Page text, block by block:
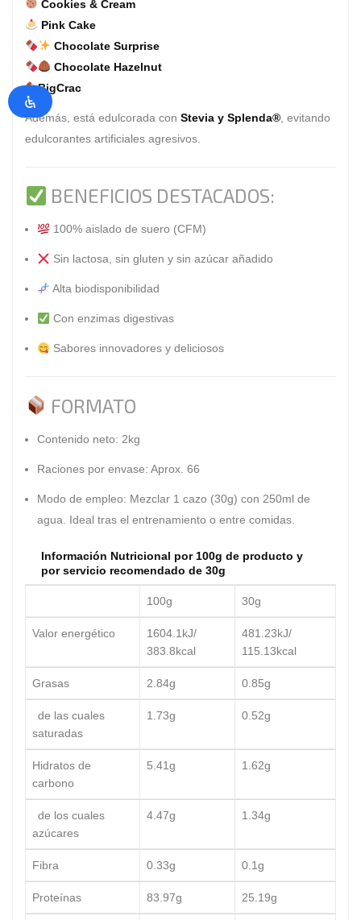
Cookies & Cream
Pink Cake
Chocolate Surprise
Chocolate Hazelnut
BigCrac
Además, está edulcorada con Stevia y Splenda® , evitando
edulcorantes artificiales agresivos.
BENEFICIOS DESTACADOS:
100% aislado de suero (CFM)
Sin lactosa, sin gluten y sin azúcar añadido
Alta biodisponibilidad
Con enzimas digestivas
Sabores innovadores y deliciosos
FORMATO
Contenido neto: 2kg
Raciones por envase: Aprox. 66
Modo de empleo: Mezclar 1 cazo (30g) con 250ml de
agua. Ideal tras el entrenamiento o entre comidas.
Información Nutricional por 100g de producto y
por servicio recomendado de 30g
100g 30g
Valor energético
1604.1kJ/
383.8kcal
481.23kJ/
115.13kcal
Grasas 2.84g 0.85g
de las cuales
saturadas
1.73g 0.52g
Hidratos de
carbono
5.41g 1.62g
de los cuales
azúcares
4.47g 1.34g
Fibra 0.33g 0.1g
Proteínas 83.97g 25.19g